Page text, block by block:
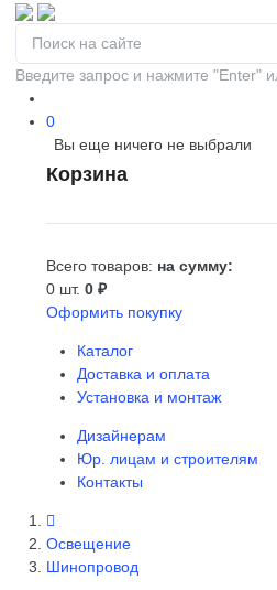
Введите запрос и нажмите "Enter"
0
Вы еще ничего не выбрали
Корзина
Всего товаров: на сумму:
0 шт. 0 ₽
Оформить покупку
Каталог
Доставка и оплата
Установка и монтаж
Дизайнерам
Юр. лицам и строителям
Контакты
Освещение
Шинопровод